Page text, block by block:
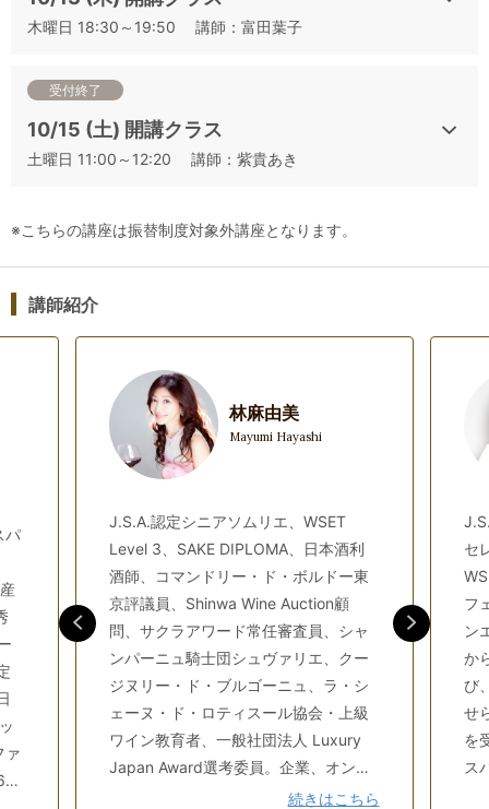
⑪シャルドネ産地比較＆シャルドネと間違いやすいワイン
（Ch+α）
と間違いやすいワイン（SB+α）
（Ri+α）
⑭カベルネ・ソーヴィニヨン産地比較＆カベルネ・ソーヴィニ
⑯ピノ・ノワール産地比較＆ピノ・ノワールと間違いやすいワ
イン（PN+α）
⑰日本ワイン（日本）
⑱ローカル品種を見極める 白ワイン編（ローカル白）
⑲ローカル品種を見極める 赤ワイン編（ローカル赤）
⑳本番シミュレーション①
㉑本番シミュレーション②
㉒本番シミュレーション③
㉓本番シミュレーション④
㉔本番シミュレーション⑤
本番シミュレーション⑦⑧(オンライン限定)
㉖琥珀色蒸留酒＆リキュール①
㉗無色透明蒸留酒＆リキュール②
ソムリエ論述対策
検索用コード: jsa_simulation4
木曜日 18:30～19:50 講師：富田葉子
受付終了
10/15 (土) 開講クラス
土曜日 11:00～12:20 講師：紫貴あき
※こちらの講座は振替制度対象外講座となります。
講師紹介
パ
ァ
林麻由美
Mayumi Hayashi
J.S.A.認定シニアソムリエ、WSET
Level 3、SAKE DIPLOMA、日本酒利
酒師、コマンドリー・ド・ボルドー東
京評議員、Shinwa Wine Auction顧
問、サクラアワード常任審査員、シャ
ンパーニュ騎士団シュヴァリエ、クー
ジヌリー・ド・ブルゴーニュ、ラ・シ
ェーヌ・ド・ロティスール協会・上級
ワイン教育者、一般社団法人 Luxury
Japan Award選考委員。企業、オンラ
インショップ、イベントにマッチした
続きはこちら
セ
フ
ン
か
び
せ
を
ス